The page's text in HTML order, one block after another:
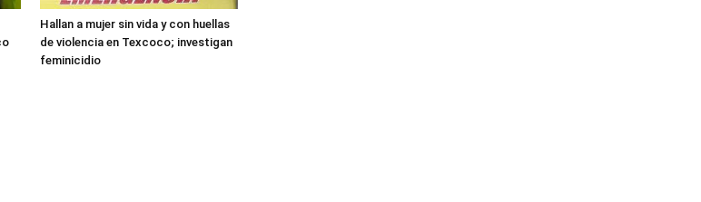
Hallan a mujer sin vida y con huellas
de violencia en Texcoco; investigan
feminicidio